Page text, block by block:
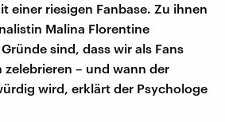
einer riesigen Fanbase. Zu ihnen
Malina Florentine
sind, dass wir als Fans
zelebrieren – und wann der
wird, erklärt der Psychologe